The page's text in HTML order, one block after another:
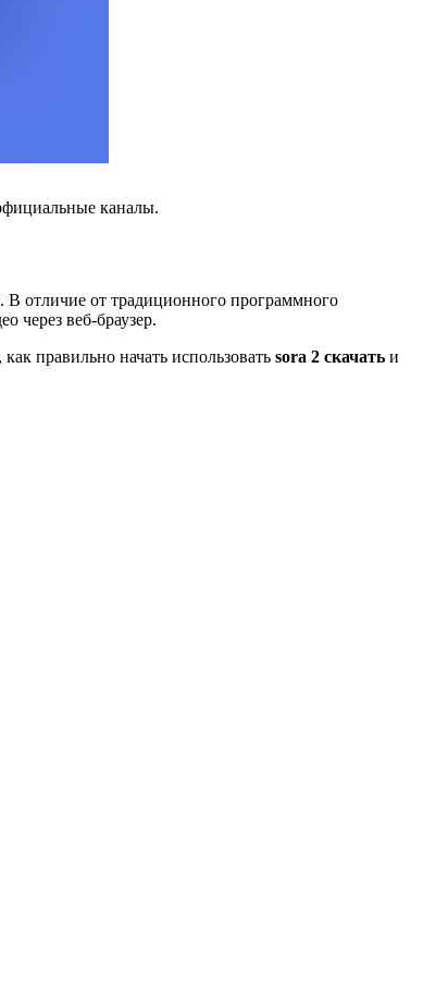
каналы.
В отличие от традиционного программного
через веб-браузер.
правильно начать использовать sora 2 скачать и